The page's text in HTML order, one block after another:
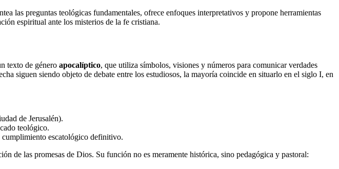
las preguntas teológicas fundamentales, ofrece enfoques interpretativos y propone herramientas
espiritual ante los misterios de la fe cristiana.
texto de género apocalíptico, que utiliza símbolos, visiones y números para comunicar verdades
siguen siendo objeto de debate entre los estudiosos, la mayoría coincide en situarlo en el siglo I, en
de Jerusalén).
teológico.
cumplimiento escatológico definitivo.
de las promesas de Dios. Su función no es meramente histórica, sino pedagógica y pastoral: